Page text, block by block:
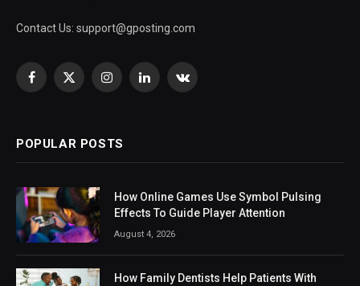
Contact Us: support@gposting.com
Facebook
X
InstagramLinkedInVKontakte
POPULAR POSTS
How Online Games Use Symbol Pulsing
Effects To Guide Player Attention
August 4, 2026
How Family Dentists Help Patients With